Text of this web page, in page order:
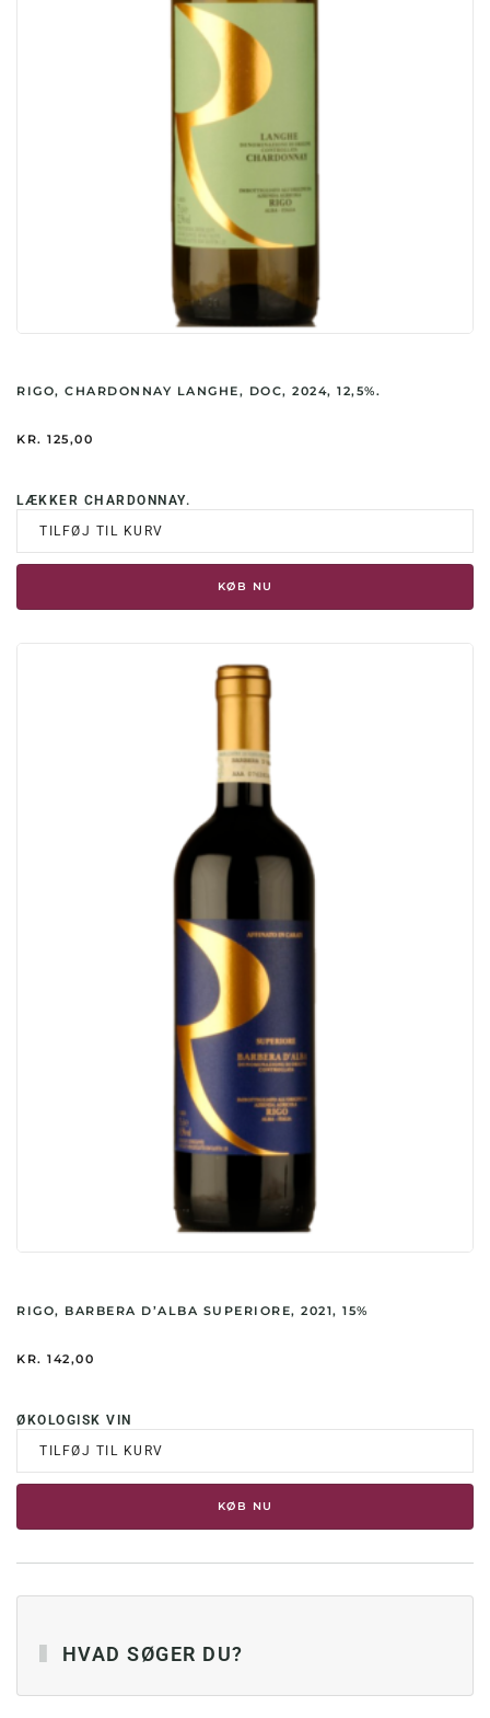
RIGO, CHARDONNAY LANGHE, DOC, 2024, 12,5%.
KR. 125,00
LÆKKER CHARDONNAY.
TILFØJ TIL KURV
KØB NU
RIGO, BARBERA D’ALBA SUPERIORE, 2021, 15%
KR. 142,00
ØKOLOGISK VIN
TILFØJ TIL KURV
KØB NU
HVAD SØGER DU?